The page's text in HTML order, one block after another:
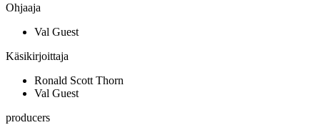
Ohjaaja
Val Guest
Käsikirjoittaja
Ronald Scott Thorn
Val Guest
producers